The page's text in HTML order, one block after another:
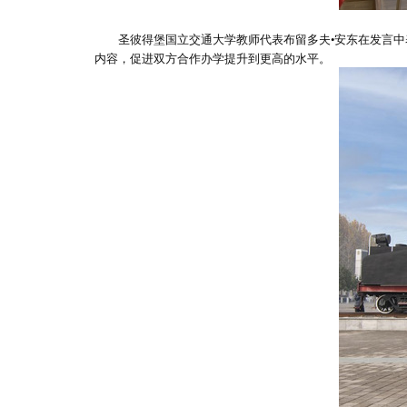
圣彼得堡国立交通大学教师代表布留多夫•安东在发言
内容，促进双方合作办学提升到更高的水平。